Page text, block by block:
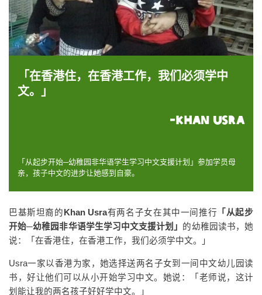
「在香港住，在香港工作，我们必须学中
文。」
-Khan Usra
「从起步开始─幼稚园非华语学生学习中文支援计划」参加学员母
亲，孩子中文的进步让她感到自豪。
巴基斯坦裔的 Khan Usra有两名子女在其中一间推行 「从起步
开始─幼稚园非华语学生学习中文支援计划」 的幼稚园读书，她
说：「在香港住，在香港工作，我们必须学中文。」
Usra一家以香港为家，她选择送两名子女到一间中文幼儿园读
书，好让他们可以从小开始学习中文。她说：「老师说，这计
划能让我的两名孩子好好学中文。」